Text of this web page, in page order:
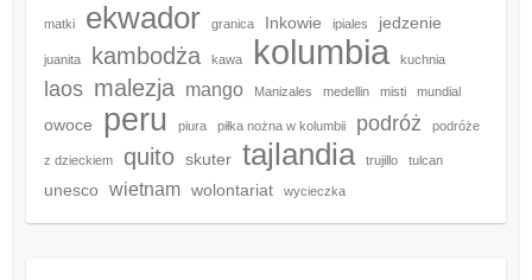
matki ekwador granica Inkowie ipiales jedzenie
juanita kambodża kawa kolumbia kuchnia
laos malezja mango Manizales medellin misti mundial
owoce peru piura piłka nożna w kolumbii podróż podróże
z dzieckiem quito skuter tajlandia trujillo tulcan
unesco wietnam wolontariat wycieczka